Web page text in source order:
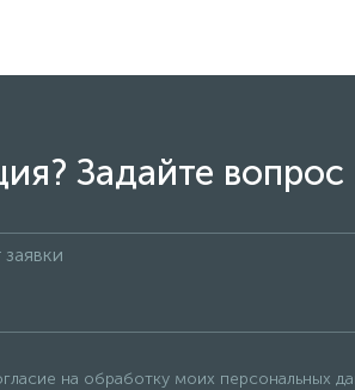
Задайте
на обработку моих персональных